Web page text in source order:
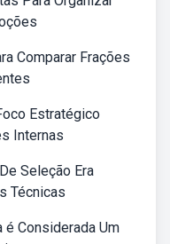
Comparar Frações
Estratégico
Internas
Seleção Era
Técnicas
é Considerada Um